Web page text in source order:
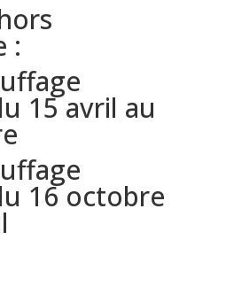
:
15 avril au
16 octobre